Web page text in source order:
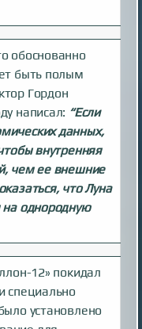
обоснованно
быть полым
Гордон
написал: “Если
данных,
внутренняя
чем ее внешние
что Луна
на однородную
12» покидал
специально
установлено